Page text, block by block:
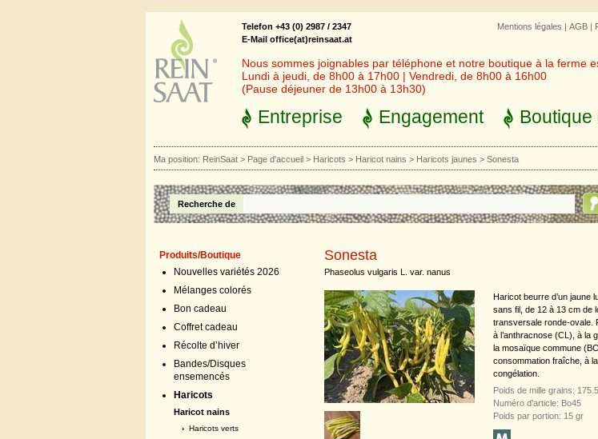
Mentions légales | AGB |
Telefon +43 (0) 2987 / 2347
E-Mail office(at)reinsaat.at
Nous sommes joignables par téléphone et notre boutique à la ferme
Lundi à jeudi, de 8h00 à 17h00 | Vendredi, de 8h00 à 16h00
(Pause déjeuner de 13h00 à 13h30)
Entreprise Engagement Boutique
Ma position: ReinSaat > Page d'accueil > Haricots > Haricot nains > Haricots jaunes > Sonesta
Recherche de
Produits/Boutique
Nouvelles variétés 2026
Mélanges colorés
Bon cadeau
Coffret cadeau
Récolte d’hiver
Bandes/Disques
ensemencés
Haricots
Haricot nains
› Haricots verts
Sonesta
Phaseolus vulgaris L. var. nanus
Haricot beurre d’un jaune
sans fil, de 12 à 13 cm de
transversale ronde-ovale.
à l’anthracnose (CL), à la
la mosaïque commune
consommation fraîche, à
congélation.
Poids de mille grains:
Numéro d'article: Bo45
Poids par portion: 15 gr